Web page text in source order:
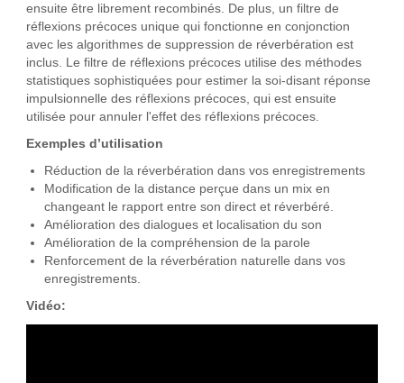
ensuite être librement recombinés. De plus, un filtre de
réflexions précoces unique qui fonctionne en conjonction
avec les algorithmes de suppression de réverbération est
inclus. Le filtre de réflexions précoces utilise des méthodes
statistiques sophistiquées pour estimer la soi-disant réponse
impulsionnelle des réflexions précoces, qui est ensuite
utilisée pour annuler l'effet des réflexions précoces.
Exemples d’utilisation
Réduction de la réverbération dans vos enregistrements
Modification de la distance perçue dans un mix en
changeant le rapport entre son direct et réverbéré.
Amélioration des dialogues et localisation du son
Amélioration de la compréhension de la parole
Renforcement de la réverbération naturelle dans vos
enregistrements.
Vidéo: